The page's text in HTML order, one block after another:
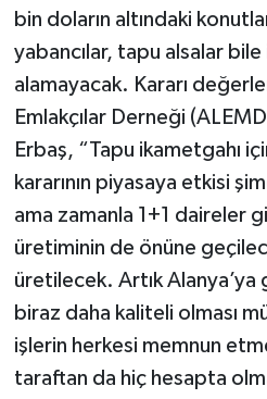
bin doların altındaki
yabancılar, tapu alsalar
alamayacak. Kararı
Emlakçılar Derneği
Erbaş, “Tapu ikametgahı
kararının piyasaya etkisi
ama zamanla 1+1 daireler
üretiminin de önüne
üretilecek. Artık Alanya’ya
biraz daha kaliteli olması
işlerin herkesi memnun
taraftan da hiç hesapta